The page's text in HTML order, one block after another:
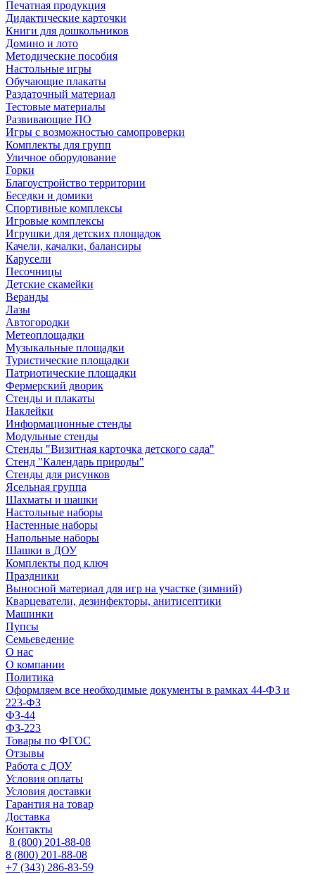
Печатная продукция
Дидактические карточки
Книги для дошкольников
Домино и лото
Методические пособия
Настольные игры
Обучающие плакаты
Раздаточный материал
Тестовые материалы
Развивающие ПО
Игры с возможностью самопроверки
Комплекты для групп
Уличное оборудование
Горки
Благоустройство территории
Беседки и домики
Спортивные комплексы
Игровые комплексы
Игрушки для детских площадок
Качели, качалки, балансиры
Карусели
Песочницы
Детские скамейки
Веранды
Лазы
Автогородки
Метеоплощадки
Музыкальные площадки
Туристические площадки
Патриотические площадки
Фермерский дворик
Стенды и плакаты
Наклейки
Информационные стенды
Модульные стенды
Стенды "Визитная карточка детского сада"
Стенд "Календарь природы"
Стенды для рисунков
Ясельная группа
Шахматы и шашки
Настольные наборы
Настенные наборы
Напольные наборы
Шашки в ДОУ
Комплекты под ключ
Праздники
Выносной материал для игр на участке (зимний)
Кварцеватели, дезинфекторы, анитисептики
Машинки
Пупсы
Семьеведение
О нас
О компании
Политика
Оформляем все необходимые документы в рамках 44-ФЗ и
223-ФЗ
ФЗ-44
ФЗ-223
Товары по ФГОС
Отзывы
Работа с ДОУ
Условия оплаты
Условия доставки
Гарантия на товар
Доставка
Контакты
8 (800) 201-88-08
8 (800) 201-88-08
+7 (343) 286-83-59